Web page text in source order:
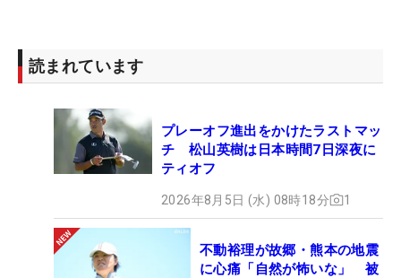
読まれています
プレーオフ進出をかけたラストマッ
チ 松山英樹は日本時間7日深夜に
ティオフ
2026年8月5日 (水) 08時18分 1
不動裕理が故郷・熊本の地震
に心痛「自然が怖いな」 被